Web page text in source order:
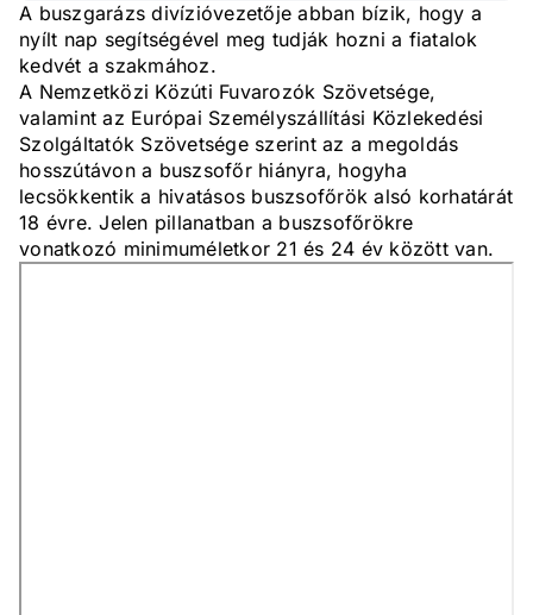
A buszgarázs divízióvezetője abban bízik, hogy a
nyílt nap segítségével meg tudják hozni a fiatalok
kedvét a szakmához.
A Nemzetközi Közúti Fuvarozók Szövetsége,
valamint az Európai Személyszállítási Közlekedési
Szolgáltatók Szövetsége szerint az a megoldás
hosszútávon a buszsofőr hiányra, hogyha
lecsökkentik a hivatásos buszsofőrök alsó korhatárát
18 évre. Jelen pillanatban a buszsofőrökre
vonatkozó minimuméletkor 21 és 24 év között van.